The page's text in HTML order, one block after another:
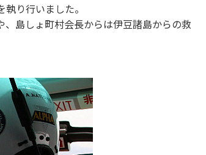
り行いました。
島しょ町村会長からは伊豆諸島からの救